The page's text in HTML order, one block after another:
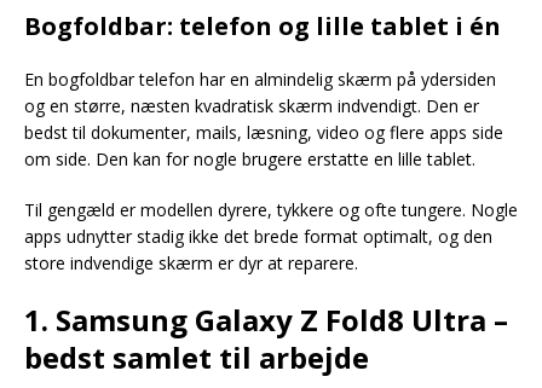
Bogfoldbar: telefon og lille tablet i én
En bogfoldbar telefon har en almindelig skærm på ydersiden
og en større, næsten kvadratisk skærm indvendigt. Den er
bedst til dokumenter, mails, læsning, video og flere apps side
om side. Den kan for nogle brugere erstatte en lille tablet.
Til gengæld er modellen dyrere, tykkere og ofte tungere. Nogle
apps udnytter stadig ikke det brede format optimalt, og den
store indvendige skærm er dyr at reparere.
1. Samsung Galaxy Z Fold8 Ultra –
bedst samlet til arbejde